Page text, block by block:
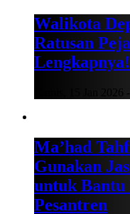
Walikota
Ratusan
Lengkapnya!
Kamis, 15 Jan
Ma’had
Gunakan
untuk Bantu
Pesantren